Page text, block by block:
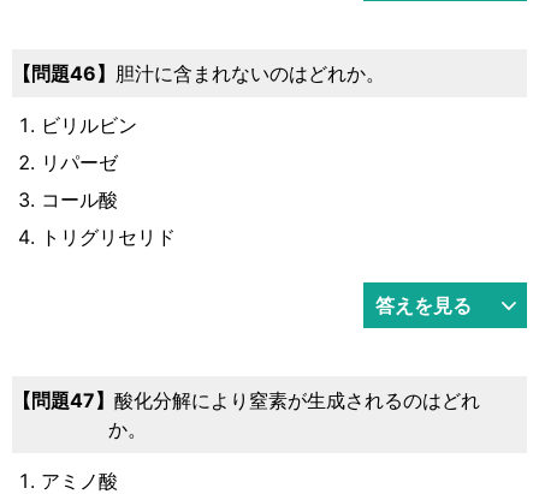
46 胆汁に含まれないのはどれか。
ビリルビン
リパーゼ
コール酸
トリグリセリド
答えを見る
47
酸化分解により窒素が生成されるのはどれ
か。
アミノ酸